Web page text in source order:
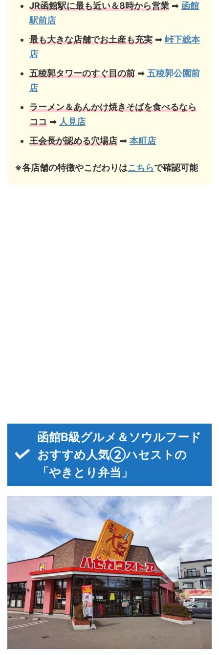
JR函館駅に最も近い＆8時から営業 ➡ 函館
駅前店
最も大きな店舗でお土産も充実 ➡ 峠下総本
店
五稜郭タワーのすぐ目の前 ➡ 五稜郭公園前
店
ラーメン＆あんかけ焼きそばを食べるなら
ココ ➡ 人見店
王会長が認める穴場店 ➡ 本町店
※各店舗の特徴やこだわりはこちらで確認可能
函館B級グルメ＆ソウルフード
おすすめ人気②ハセストの
「やきとり弁当」